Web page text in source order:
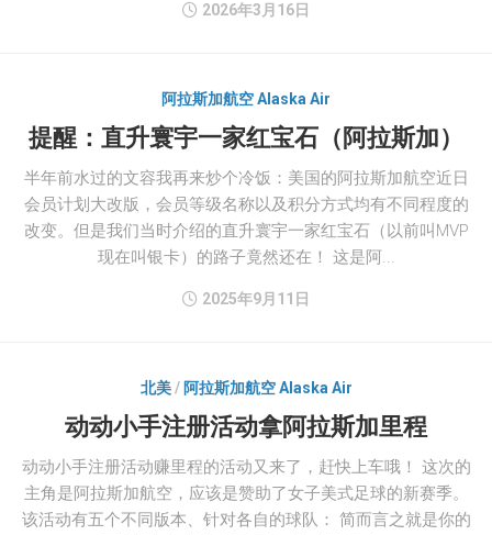
2026年3月16日
阿拉斯加航空 Alaska Air
提醒：直升寰宇一家红宝石（阿拉斯加）
半年前水过的文容我再来炒个冷饭：美国的阿拉斯加航空近日
会员计划大改版，会员等级名称以及积分方式均有不同程度的
改变。但是我们当时介绍的直升寰宇一家红宝石（以前叫MVP
现在叫银卡）的路子竟然还在！ 这是阿...
2025年9月11日
北美/ 阿拉斯加航空 Alaska Air
动动小手注册活动拿阿拉斯加里程
动动小手注册活动赚里程的活动又来了，赶快上车哦！ 这次的
主角是阿拉斯加航空，应该是赞助了女子美式足球的新赛季。
该活动有五个不同版本、针对各自的球队： 简而言之就是你的